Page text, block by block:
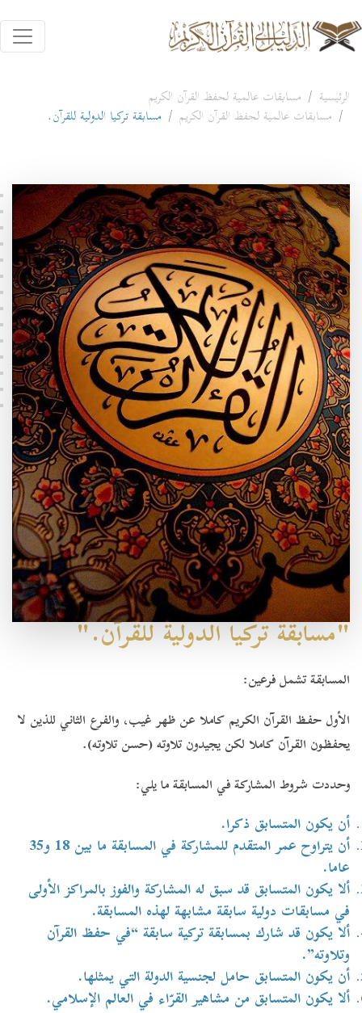
الرئيسية
مسابقات عالمية لحفظ القرآن الكريم
مسابقات عالمية لحفظ القرآن الكريم
مسابقة تركيا الدولية للقرآن.
"مسابقة تركيا الدولية للقرآن."
المسابقة تشمل فرعين:
الأول حفظ القرآن الكريم كاملا عن ظهر غيب، والفرع الثاني للذين لا
يحفظون القرآن كاملا لكن يجيدون تلاوته (حسن تلاوته).
وحددت شروط المشاركة في المسابقة ما يلي:
أن يكون المتسابق ذكرا.
أن يتراوح عمر المتقدم للمشاركة في المسابقة ما بين 18 و35
عاما.
ألا يكون المتسابق قد سبق له المشاركة والفوز بالمراكز الأولى
في مسابقات دولية سابقة مشابهة لهذه المسابقة.
ألا يكون قد شارك بمسابقة تركية سابقة “في حفظ القرآن
وتلاوته”.
أن يكون المتسابق حامل لجنسية الدولة التي يمثلها.
ألا يكون المتسابق من مشاهير القرّاء في العالم الإسلامي.